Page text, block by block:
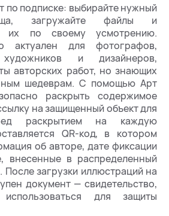
по подписке: выбирайте нужный
загружайте файлы и
их по своему усмотрению.
актуален для фотографов,
художников и дизайнеров,
авторских работ, но знающих
шедеврам. С помощью Арт
раскрыть содержимое
на защищенный объект для
раскрытием на каждую
QR-код, в котором
об авторе, дате фиксации
внесенные в распределенный
После загрузки иллюстраций на
документ — свидетельство,
для защиты